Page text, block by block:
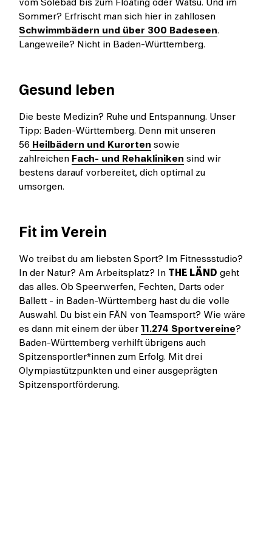
Sommer? Erfrischt man sich hier in zahllosen
Schwimmbädern und über 300 Badeseen.
Langeweile? Nicht in Baden-Württemberg.
Gesund leben
Die beste Medizin? Ruhe und Entspannung. Unser
Tipp: Baden-Württemberg. Denn mit unseren
56 Heilbädern und Kurorten sowie
zahlreichen Fach- und Rehakliniken sind wir
bestens darauf vorbereitet, dich optimal zu
umsorgen.
Fit im Verein
Wo treibst du am liebsten Sport? Im Fitnessstudio?
In der Natur? Am Arbeitsplatz? In THE LÄND geht
das alles. Ob Speerwerfen, Fechten, Darts oder
Ballett - in Baden-Württemberg hast du die volle
Auswahl. Du bist ein FÄN von Teamsport? Wie wäre
es dann mit einem der über11.274 Sportvereine?
Baden-Württemberg verhilft übrigens auch
Spitzensportler*innen zum Erfolg. Mit drei
Olympiastützpunkten und einer ausgeprägten
Spitzensportförderung.